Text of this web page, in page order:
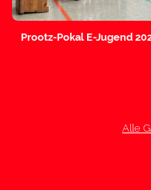
Prootz-Pokal E-Jugend
Alle